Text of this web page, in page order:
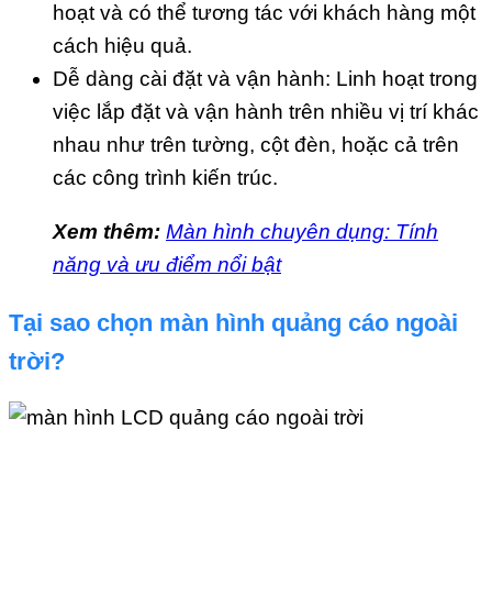
hoạt và có thể tương tác với khách hàng một
cách hiệu quả.
Dễ dàng cài đặt và vận hành: Linh hoạt trong
việc lắp đặt và vận hành trên nhiều vị trí khác
nhau như trên tường, cột đèn, hoặc cả trên
các công trình kiến trúc.
Xem thêm: Màn hình chuyên dụng: Tính
năng và ưu điểm nổi bật
Tại sao chọn màn hình quảng cáo ngoài
trời?